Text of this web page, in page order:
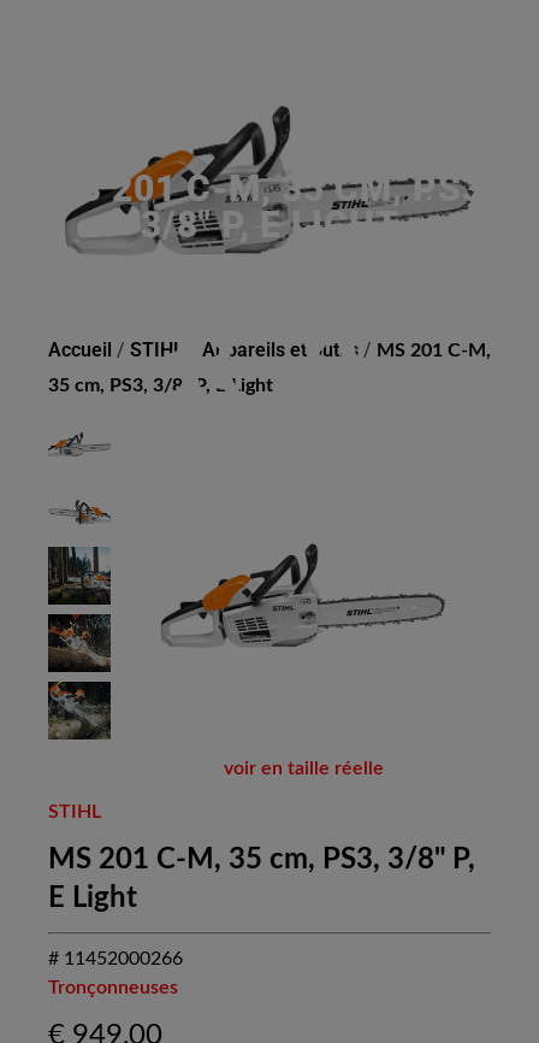
MS 201 C-M, 35 CM, PS3,
3/8" P, E LIGHT
Accueil / STIHL Appareils et outils / MS 201 C-M,
35 cm, PS3, 3/8" P, E Light
voir en taille réelle
STIHL
MS 201 C-M, 35 cm, PS3, 3/8" P,
E Light
# 11452000266
Tronçonneuses
€ 949,00